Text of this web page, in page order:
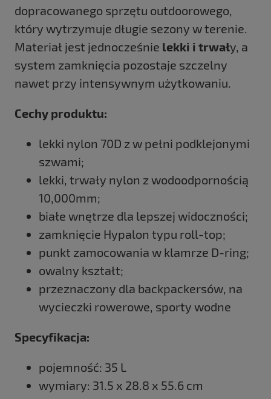
dopracowanego sprzętu outdoorowego,
który wytrzymuje długie sezony w terenie.
Materiał jest jednocześnie lekki i trwały, a
system zamknięcia pozostaje szczelny
nawet przy intensywnym użytkowaniu.
Cechy produktu:
lekki nylon 70D z w pełni podklejonymi
szwami;
lekki, trwały nylon z wodoodpornością
10,000mm;
białe wnętrze dla lepszej widoczności;
zamknięcie Hypalon typu roll-top;
punkt zamocowania w klamrze D-ring;
owalny kształt;
przeznaczony dla backpackersów, na
wycieczki rowerowe, sporty wodne
Specyfikacja:
pojemność: 35 L
wymiary: 31.5 x 28.8 x 55.6 cm